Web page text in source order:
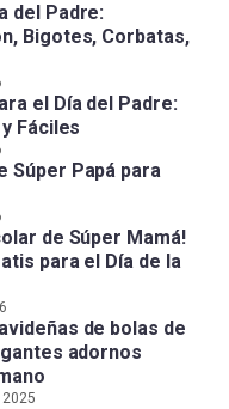
del Padre:
Bigotes, Corbatas,
el Día del Padre:
Fáciles
Súper Papá para
de Súper Mamá!
para el Día de la
de bolas de
adornos